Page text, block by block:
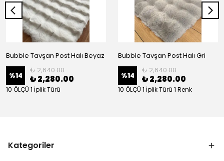
Bubble Tavşan Post Halı Beyaz
%14
₺ 2,640.00
₺ 2,280.00
10 ÖLÇÜ 1 İplik Türü
Bubble Tavşan Post Halı Gri
%14
₺ 2,640.00
₺ 2,280.00
10 ÖLÇÜ 1 İplik Türü 1 Renk
Kategoriler